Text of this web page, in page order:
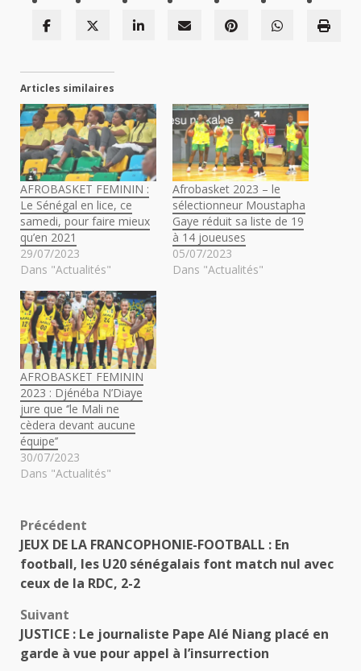
Articles similaires
AFROBASKET FEMININ :
Le Sénégal en lice, ce
samedi, pour faire mieux
qu’en 2021
29/07/2023
Dans "Actualités"
Afrobasket 2023 – le
sélectionneur Moustapha
Gaye réduit sa liste de 19
à 14 joueuses
05/07/2023
Dans "Actualités"
AFROBASKET FEMININ
2023 : Djénéba N’Diaye
jure que ‘’le Mali ne
cèdera devant aucune
équipe’’
30/07/2023
Dans "Actualités"
Navigation
d’article
Précédent
JEUX DE LA FRANCOPHONIE-FOOTBALL : En
football, les U20 sénégalais font match nul avec
ceux de la RDC, 2-2
Suivant
JUSTICE : Le journaliste Pape Alé Niang placé en
garde à vue pour appel à l’insurrection